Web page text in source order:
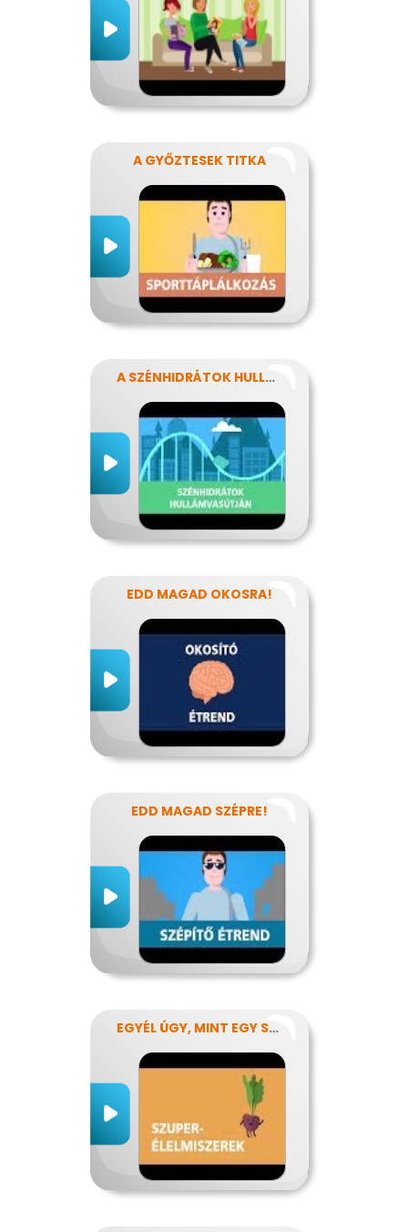
A GYŐZTESEK TITKA
A SZÉNHIDRÁTOK HULLÁMVASÚTJÁN
EDD MAGAD OKOSRA!
EDD MAGAD SZÉPRE!
EGYÉL ÚGY, MINT EGY SZUPERHŐS!